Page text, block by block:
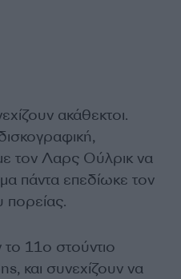
ακάθεκτοι.
τον Λαρς Ούλρικ να
πάντα επεδίωκε τον
πορείας.
11ο στούντιο
και συνεχίζουν να